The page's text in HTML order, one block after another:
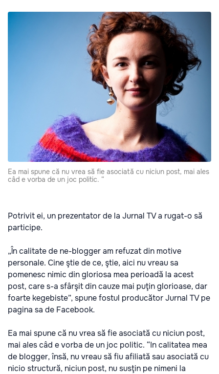
Ea mai spune că nu vrea să fie asociată cu niciun post, mai ales
câd e vorba de un joc politic. “
Potrivit ei, un prezentator de la Jurnal TV a rugat-o să
participe.
„În calitate de ne-blogger am refuzat din motive
personale. Cine ştie de ce, ştie, aici nu vreau sa
pomenesc nimic din gloriosa mea perioadă la acest
post, care s-a sfârşit din cauze mai puţin glorioase, dar
foarte kegebiste”, spune fostul producător Jurnal TV pe
pagina sa de Facebook.
Ea mai spune că nu vrea să fie asociată cu niciun post,
mai ales câd e vorba de un joc politic. “In calitatea mea
de blogger, însă, nu vreau să fiu afiliată sau asociată cu
nicio structură, niciun post, nu susţin pe nimeni la